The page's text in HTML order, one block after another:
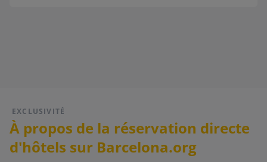
EXCLUSIVITÉ
À propos de la réservation directe
d'hôtels sur Barcelona.org